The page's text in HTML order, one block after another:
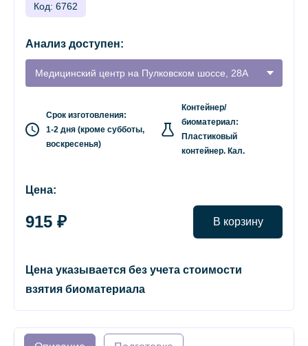
Код: 6762
Анализ доступен:
Медицинский центр на Пулковском шоссе, 28А
Срок изготовления:
1-2 дня (кроме субботы,
воскресенья)
Контейнер/
биоматериал:
Пластиковый
контейнер. Кал.
Цена:
915 ₽ В корзину
Цена указывается без учета стоимости
взятия биоматериала